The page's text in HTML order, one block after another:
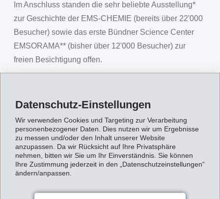
Datenschutz-Einstellungen
Wir verwenden Cookies und Targeting zur Verarbeitung
personenbezogener Daten. Dies nutzen wir um Ergebnisse
zu messen und/oder den Inhalt unserer Website
anzupassen. Da wir Rücksicht auf Ihre Privatsphäre
nehmen, bitten wir Sie um Ihr Einverständnis. Sie können
Ihre Zustimmung jederzeit in den „Datenschutzeinstellungen“
ändern/anpassen.
Im Anschluss standen die sehr beliebte Ausstellung*
zur Geschichte der EMS-CHEMIE (bereits über 22'000
Besucher) sowie das erste Bündner Science Center
EMSORAMA** (bisher über 12'000 Besucher) zur
freien Besichtigung offen.
* Die Ausstellung "Die unglaubliche Geschichte der
kostenlos auf Voranmeldung zugänglich. E-Mail:
ausstellung@emschemie.ch , Tel: +41 81 632 78 78,
Informationen:www.ems-group.com.
** Das erste Bündner Science Center "EMSORAMA"